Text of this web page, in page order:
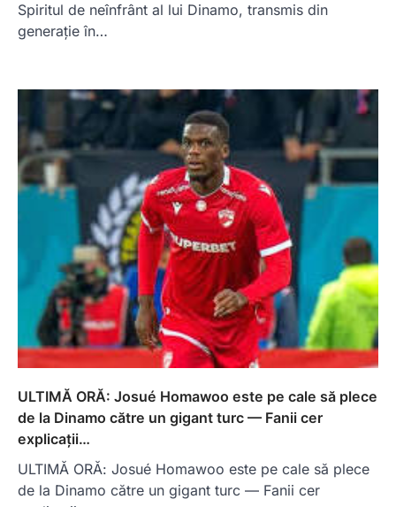
Spiritul de neînfrânt al lui Dinamo, transmis din
generație în…
ULTIMĂ ORĂ: Josué Homawoo este pe cale să plece
de la Dinamo către un gigant turc — Fanii cer
explicații…
ULTIMĂ ORĂ: Josué Homawoo este pe cale să plece
de la Dinamo către un gigant turc — Fanii cer